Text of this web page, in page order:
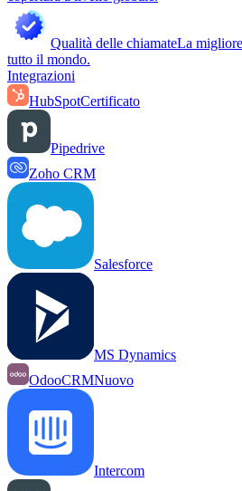
Qualità delle chiamateLa
tutto il mondo.
Integrazioni
HubSpotCertificato
Pipedrive
Zoho CRM
Salesforce
MS Dynamics
OdooCRMNuovo
Intercom